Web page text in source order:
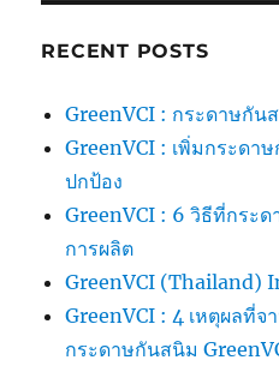
RECENT POSTS
GreenVCI : กระดาษกัน
GreenVCI : เพิ่มกระดา
ปกป้อง
GreenVCI : 6 วิธีที่กระ
การผลิต
GreenVCI (Thailand)
GreenVCI : 4 เหตุผลที่จ
กระดาษกันสนิม